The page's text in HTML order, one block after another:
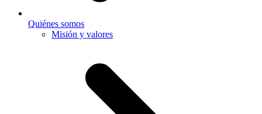
Quiénes somos
Misión y valores